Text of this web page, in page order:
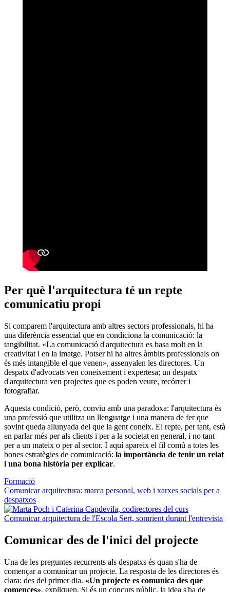
Per què l'arquitectura té un repte
comunicatiu propi
Si comparem l'arquitectura amb altres sectors professionals, hi ha
una diferència essencial que en condiciona la comunicació: la
tangibilitat. «La comunicació d'arquitectura es basa molt en la
creativitat i en la imatge. Potser hi ha altres àmbits professionals on
és més intangible el que venen», assenyalen les directores. Un
despatx d'advocats ven coneixement i expertesa; un despatx
d'arquitectura ven projectes que es poden veure, recórrer i
fotografiar.
Aquesta condició, però, conviu amb una paradoxa: l'arquitectura és
una professió que utilitza un llenguatge i una manera de fer que
sovint queda allunyada del que la gent coneix. El repte, per tant, està
en parlar més per als clients i per a la societat en general, i no tant
per a un mateix o per al sector. I aquí apareix el fil comú a totes les
bones estratègies de comunicació: la importància de tenir un relat
i una bona història per explicar.
Formació
Comunicar arquitectura: marca personal, web i xarxes socials per a
despatxos
Comunicar des de l'inici del projecte
Una de les preguntes recurrents als despatxs és quan s'ha de
començar a comunicar un projecte. La resposta de les directores és
clara: des del primer dia. «Un projecte es comunica des que
comences», expliquen. Si és un concurs públic, la idea s'ha de